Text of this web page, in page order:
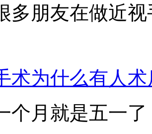
多朋友在做近
术为什么有人
个月就是五一